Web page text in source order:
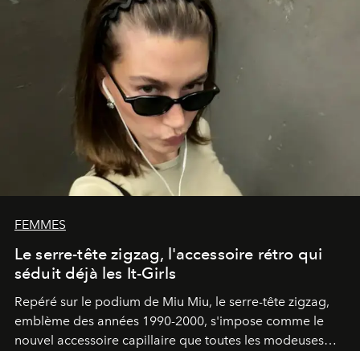
FEMMES
Le serre-tête zigzag, l'accessoire rétro qui
séduit déjà les It-Girls
Repéré sur le podium de Miu Miu, le serre-tête zigzag,
emblème des années 1990-2000, s'impose comme le
nouvel accessoire capillaire que toutes les modeuses